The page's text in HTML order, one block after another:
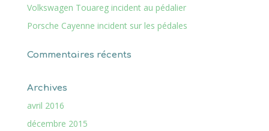
Volkswagen Touareg incident au pédalier
Porsche Cayenne incident sur les pédales
Commentaires récents
Archives
avril 2016
décembre 2015